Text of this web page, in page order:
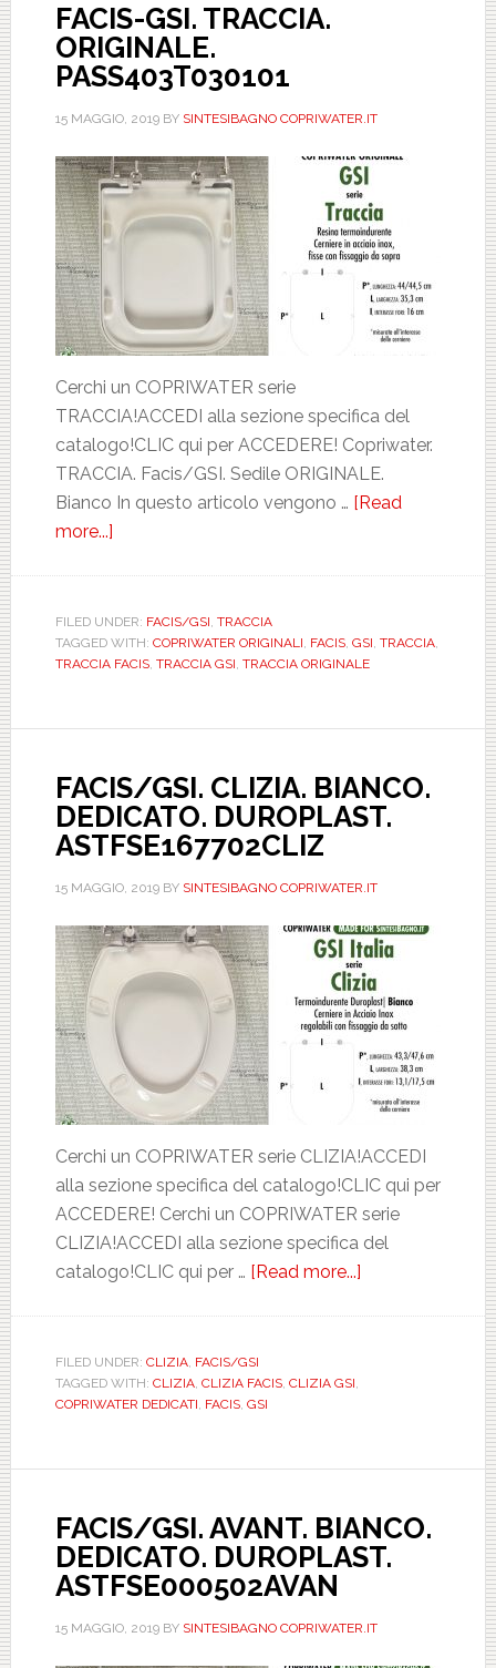
FACIS-GSI. TRACCIA.
ORIGINALE.
PASS403T030101
15 MAGGIO, 2019BY SINTESIBAGNO COPRIWATER.IT
Cerchi un COPRIWATER serie
TRACCIA!ACCEDI alla sezione specifica del
catalogo!CLIC qui per ACCEDERE! Copriwater.
TRACCIA. Facis/GSI. Sedile ORIGINALE.
Bianco In questo articolo vengono … [Read
more...]
TRACCIA.
ORIGINALE.
PASS403T030101
FILED UNDER: FACIS/GSI, TRACCIA
TAGGED WITH: COPRIWATER ORIGINALI, FACIS, GSI, TRACCIA,
TRACCIA FACIS, TRACCIA GSI, TRACCIA ORIGINALE
FACIS/GSI. CLIZIA. BIANCO.
DEDICATO. DUROPLAST.
ASTFSE167702CLIZ
15 MAGGIO, 2019BY SINTESIBAGNO COPRIWATER.IT
Cerchi un COPRIWATER serie CLIZIA!ACCEDI
alla sezione specifica del catalogo!CLIC qui per
ACCEDERE! Cerchi un COPRIWATER serie
CLIZIA!ACCEDI alla sezione specifica del
catalogo!CLIC qui per … [Read more...]
FILED UNDER: CLIZIA, FACIS/GSI
TAGGED WITH: CLIZIA, CLIZIA FACIS, CLIZIA GSI,
COPRIWATER DEDICATI, FACIS, GSI
FACIS/GSI. AVANT. BIANCO.
DEDICATO. DUROPLAST.
ASTFSE000502AVAN
15 MAGGIO, 2019BY SINTESIBAGNO COPRIWATER.IT